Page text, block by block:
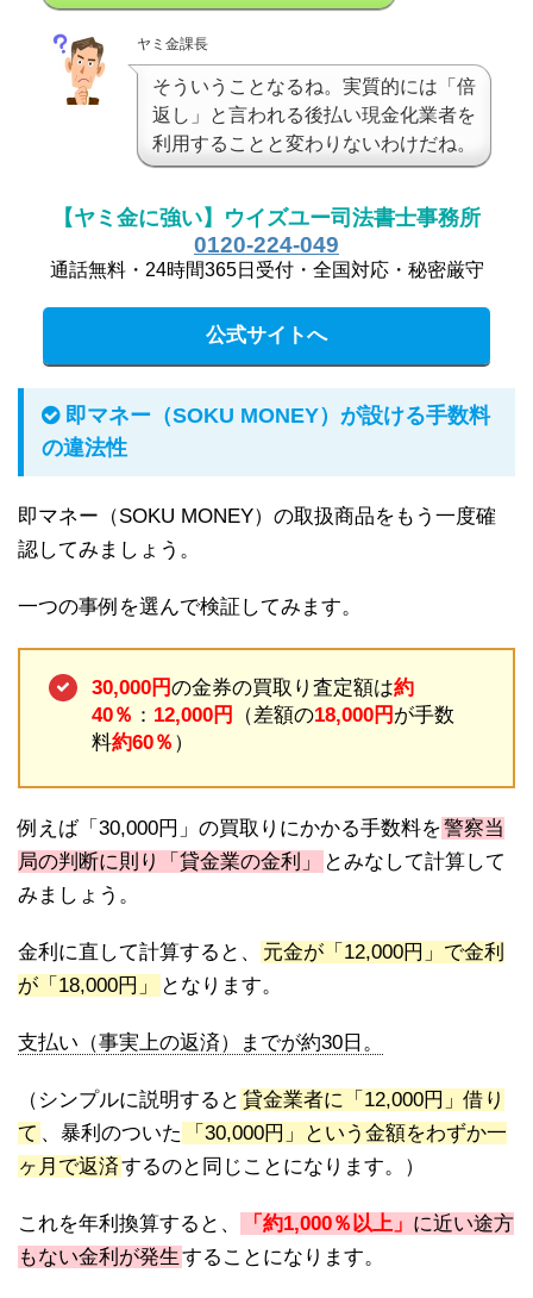
ヤミ金課長
そういうことなるね。実質的には「倍
返し」と言われる後払い現金化業者を
利用することと変わりないわけだね。
【ヤミ金に強い】ウイズユー司法書士事務所
0120-224-049
通話無料・24時間365日受付・全国対応・秘密厳守
公式サイトへ
即マネー（SOKU MONEY）が設ける手数料
の違法性
即マネー（SOKU MONEY）の取扱商品をもう一度確
認してみましょう。
一つの事例を選んで検証してみます。
30,000円の金券の買取り査定額は約
40％ ： 12,000円 （差額の18,000円 が手数
料約60％ ）
例えば「30,000円」の買取りにかかる手数料を警察当
局の判断に則り「貸金業の金利」
とみなして計算して
みましょう。
金利に直して計算すると、
元金が「12,000円」で金利
が「18,000円」
となります。
支払い（事実上の返済）までが約30日。
（シンプルに説明すると 貸金業者に「12,000円」借り
て 、暴利のついた
「30,000円」という金額をわずか一
ヶ月で返済するのと同じことになります。）
これを年利換算すると、 「約1,000％以上」 に近い途方
もない金利が発生 することになります。